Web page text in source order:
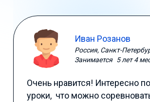
Иван Розанов
Россия, Санкт-
Занимается 5 лет 4
Очень нравится! Интересно
уроки, что можно